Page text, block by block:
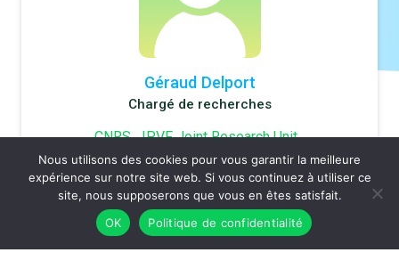
Géraud Delport
Chargé de recherches
CNRS IPVF Joint Research Unit
Nous utilisons des cookies pour vous garantir la meilleure
expérience sur notre site web. Si vous continuez à utiliser ce
site, nous supposerons que vous en êtes satisfait.
OK
Politique de confidentialité